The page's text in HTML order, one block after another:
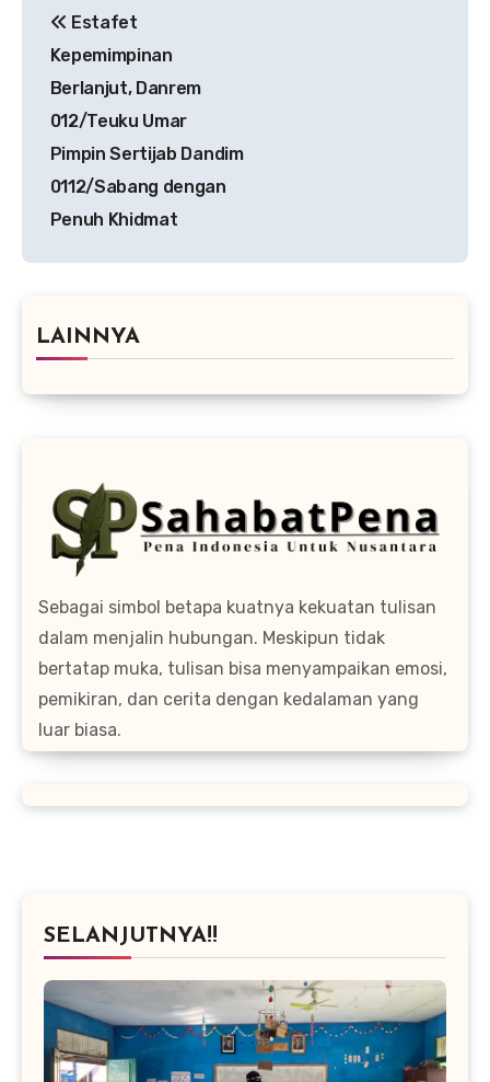
pos
Estafet
Kepemimpinan
Berlanjut, Danrem
012/Teuku Umar
Pimpin Sertijab Dandim
0112/Sabang dengan
Penuh Khidmat
LAINNYA
Sebagai simbol betapa kuatnya kekuatan tulisan
dalam menjalin hubungan. Meskipun tidak
bertatap muka, tulisan bisa menyampaikan emosi,
pemikiran, dan cerita dengan kedalaman yang
luar biasa.
SELANJUTNYA!!